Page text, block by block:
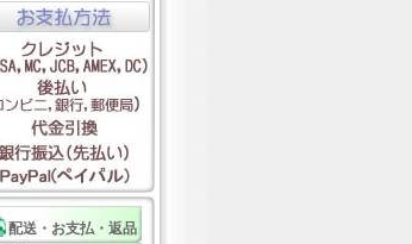
配送・お支払・返品